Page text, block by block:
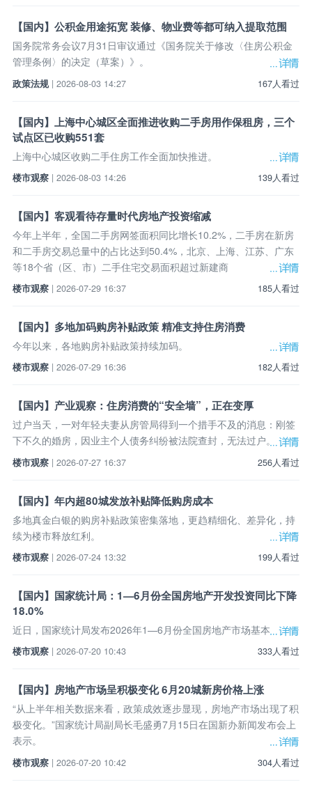
【国内】公积金用途拓宽 装修、物业费等都可纳入提取范围
国务院常务会议7月31日审议通过《国务院关于修改〈住房公积金
管理条例〉的决定（草案）》。
167人看过
政策法规 | 2026-08-03 14:27
【国内】上海中心城区全面推进收购二手房用作保租房，三个
试点区已收购551套
上海中心城区收购二手住房工作全面加快推进。
139人看过
楼市观察 | 2026-08-03 14:26
【国内】客观看待存量时代房地产投资缩减
今年上半年，全国二手房网签面积同比增长10.2%，二手房在新房
和二手房交易总量中的占比达到50.4%，北京、上海、江苏、广东
等18个省（区、市）二手住宅交易面积超过新建商
185人看过
楼市观察 | 2026-07-29 16:37
【国内】多地加码购房补贴政策 精准支持住房消费
今年以来，各地购房补贴政策持续加码。
182人看过
楼市观察 | 2026-07-29 16:36
【国内】产业观察：住房消费的“安全墙”，正在变厚
过户当天，一对年轻夫妻从房管局得到一个措手不及的消息：刚签
下不久的婚房，因业主个人债务纠纷被法院查封，无法过户。
256人看过
楼市观察 | 2026-07-27 16:37
【国内】年内超80城发放补贴降低购房成本
多地真金白银的购房补贴政策密集落地，更趋精细化、差异化，持
续为楼市释放红利。
199人看过
楼市观察 | 2026-07-24 13:32
【国内】国家统计局：1—6月份全国房地产开发投资同比下降
18.0%
近日，国家统计局发布2026年1—6月份全国房地产市场基本情况。
333人看过
楼市观察 | 2026-07-20 10:43
【国内】房地产市场呈积极变化 6月20城新房价格上涨
“从上半年相关数据来看，政策成效逐步显现，房地产市场出现了积
极变化。”国家统计局副局长毛盛勇7月15日在国新办新闻发布会上
表示。
304人看过
楼市观察 | 2026-07-20 10:42